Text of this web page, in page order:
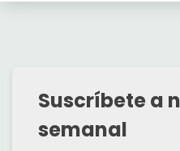
Suscríbete a
semanal